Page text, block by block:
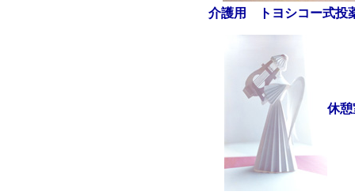
介護用 トヨシコー式投
休